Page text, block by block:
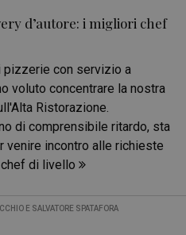
d’autore: i migliori chef
con servizio a
voluto concentrare la nostra
Ristorazione.
di comprensibile ritardo, sta
venire incontro alle richieste
di livello
E SALVATORE SPATAFORA